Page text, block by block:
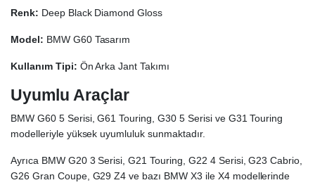
Renk: Deep Black Diamond Gloss
Model: BMW G60 Tasarım
Kullanım Tipi: Ön Arka Jant Takımı
Uyumlu Araçlar
BMW G60 5 Serisi, G61 Touring, G30 5 Serisi ve G31 Touring
modelleriyle yüksek uyumluluk sunmaktadır.
Ayrıca BMW G20 3 Serisi, G21 Touring, G22 4 Serisi, G23 Cabrio,
G26 Gran Coupe, G29 Z4 ve bazı BMW X3 ile X4 modellerinde